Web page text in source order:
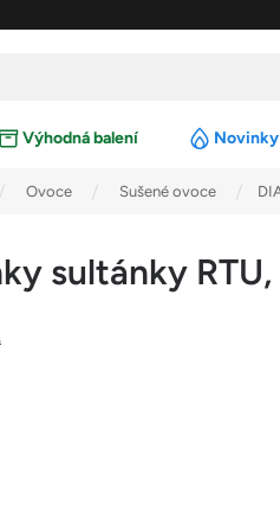
Výhodná balení Novinky
Ovoce Sušené ovoce
sultánky